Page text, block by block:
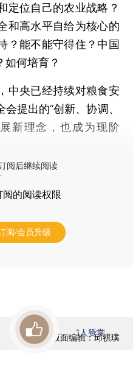
定位自己的农业战略？
和高水平自给为核心的
？能不能守得住？中国
如何培育？
央已经持续对粮食安
提出的“创新、协调、
新理念，也成为现阶
阅后继续阅读
阅的阅读权限
阅/会员升级
版面编辑：邱祺璞
1人赞赏